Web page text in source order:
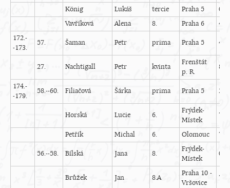
König Lukáš tercie Praha 5
0
Vavříková
Alena 8. Praha 6
4
172.-
-173.
57. Šaman Petr prima Praha 5 4
27. Nachtigall Petr kvinta
Frenštát
p. R.
8
174.-
-179.
58.--60. Filiačová Šárka prima Praha 5 2
Horská Lucie 6.
Frýdek-
Místek
7
Petřík Michal 6. Olomouc 7
56.--58. Bílská Jana 8.
Frýdek-
Místek
0
Brůžek Jan 8.A
Praha 10 -
Vršovice
7